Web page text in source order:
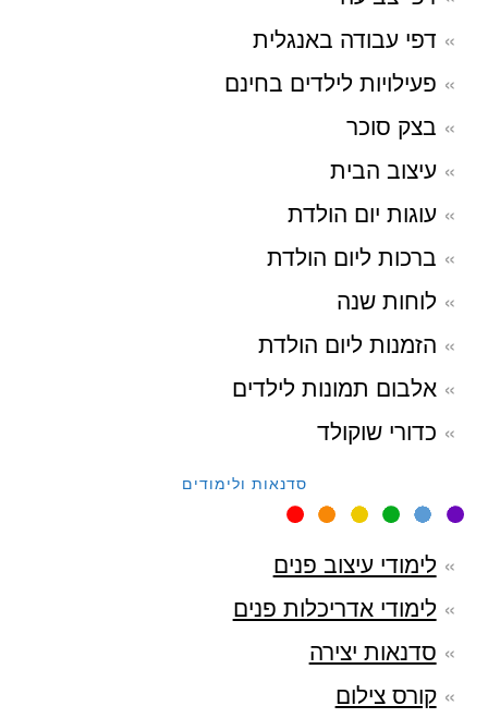
דפי עבודה באנגלית
פעילויות לילדים בחינם
בצק סוכר
עיצוב הבית
עוגות יום הולדת
ברכות ליום הולדת
לוחות שנה
הזמנות ליום הולדת
אלבום תמונות לילדים
כדורי שוקולד
סדנאות ולימודים
לימודי עיצוב פנים
לימודי אדריכלות פנים
סדנאות יצירה
קורס צילום